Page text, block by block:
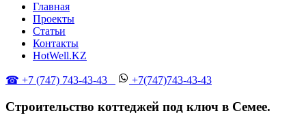
Главная
Проекты
Статьи
Контакты
HotWell.KZ
☎ +7 (747) 743-43-43 +7(747)743-43-43
Строительство коттеджей под ключ в Семее.